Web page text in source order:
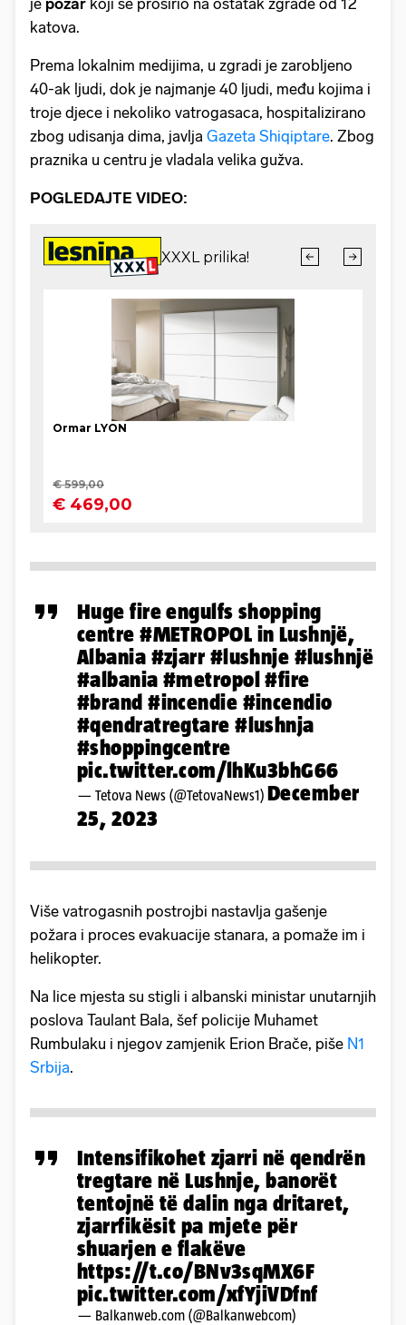
je požar koji se proširio na ostatak zgrade od 12
katova.
Prema lokalnim medijima, u zgradi je zarobljeno
40-ak ljudi, dok je najmanje 40 ljudi, među kojima i
troje djece i nekoliko vatrogasaca, hospitalizirano
zbog udisanja dima, javlja Gazeta Shiqiptare. Zbog
praznika u centru je vladala velika gužva.
POGLEDAJTE VIDEO:
Huge fire engulfs shopping
centre#METROPOL in Lushnjë,
Albania #zjarr #lushnje #lushnjë
#albania #metropol #fire
#brand #incendie #incendio
#qendratregtare #lushnja
#shoppingcentre
pic.twitter.com/lhKu3bhG66
— Tetova News (@TetovaNews1) December
25, 2023
Više vatrogasnih postrojbi nastavlja gašenje
požara i proces evakuacije stanara, a pomaže im i
helikopter.
Na lice mjesta su stigli i albanski ministar unutarnjih
poslova Taulant Bala, šef policije Muhamet
Rumbulaku i njegov zamjenik Erion Brače, piše N1
Srbija.
Intensifikohet zjarri në qendrën
tregtare në Lushnje, banorët
tentojnë të dalin nga dritaret,
zjarrfikësit pa mjete për
shuarjen e flakëve
https://t.co/BNv3sqMX6F
pic.twitter.com/xfYjiVDfnf
— Balkanweb.com (@Balkanwebcom)